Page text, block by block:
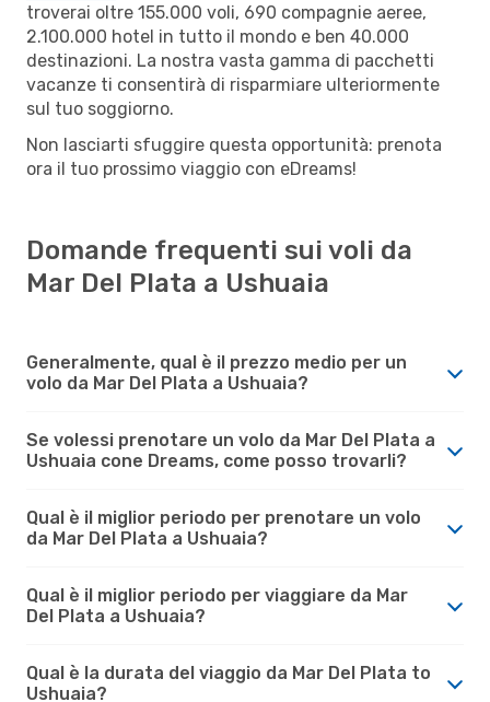
troverai oltre 155.000 voli, 690 compagnie aeree,
2.100.000 hotel in tutto il mondo e ben 40.000
destinazioni. La nostra vasta gamma di pacchetti
vacanze ti consentirà di risparmiare ulteriormente
sul tuo soggiorno.
Non lasciarti sfuggire questa opportunità: prenota
ora il tuo prossimo viaggio con eDreams!
Domande frequenti sui voli da
Mar Del Plata a Ushuaia
Generalmente, qual è il prezzo medio per un
volo da Mar Del Plata a Ushuaia?
Se volessi prenotare un volo da Mar Del Plata a
Ushuaia cone Dreams, come posso trovarli?
Qual è il miglior periodo per prenotare un volo
da Mar Del Plata a Ushuaia?
Qual è il miglior periodo per viaggiare da Mar
Del Plata a Ushuaia?
Qual è la durata del viaggio da Mar Del Plata to
Ushuaia?